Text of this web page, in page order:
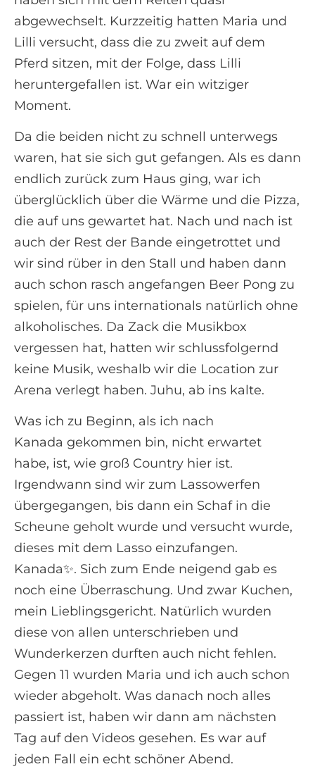
abgewechselt. Kurzzeitig hatten Maria und
Lilli versucht, dass die zu zweit auf dem
Pferd sitzen, mit der Folge, dass Lilli
heruntergefallen ist. War ein witziger
Moment.
Da die beiden nicht zu schnell unterwegs
waren, hat sie sich gut gefangen. Als es dann
endlich zurück zum Haus ging, war ich
überglücklich über die Wärme und die Pizza,
die auf uns gewartet hat. Nach und nach ist
auch der Rest der Bande eingetrottet und
wir sind rüber in den Stall und haben dann
auch schon rasch angefangen Beer Pong zu
spielen, für uns internationals natürlich ohne
alkoholisches. Da Zack die Musikbox
vergessen hat, hatten wir schlussfolgernd
keine Musik, weshalb wir die Location zur
Arena verlegt haben. Juhu, ab ins kalte.
Was ich zu Beginn, als ich nach
Kanada gekommen bin, nicht erwartet
habe, ist, wie groß Country hier ist.
Irgendwann sind wir zum Lassowerfen
übergegangen, bis dann ein Schaf in die
Scheune geholt wurde und versucht wurde,
dieses mit dem Lasso einzufangen.
Kanada✨. Sich zum Ende neigend gab es
noch eine Überraschung. Und zwar Kuchen,
mein Lieblingsgericht. Natürlich wurden
diese von allen unterschrieben und
Wunderkerzen durften auch nicht fehlen.
Gegen 11 wurden Maria und ich auch schon
wieder abgeholt. Was danach noch alles
passiert ist, haben wir dann am nächsten
Tag auf den Videos gesehen. Es war auf
jeden Fall ein echt schöner Abend.